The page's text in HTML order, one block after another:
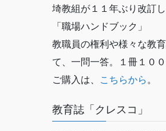
埼教組が１１年ぶり改訂
「職場ハンドブック」
教職員の権利や様々な教
て、一問一答。１冊１００
ご購入は、
こちらから 。
教育誌「クレスコ」